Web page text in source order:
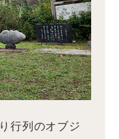
行列のオブジ